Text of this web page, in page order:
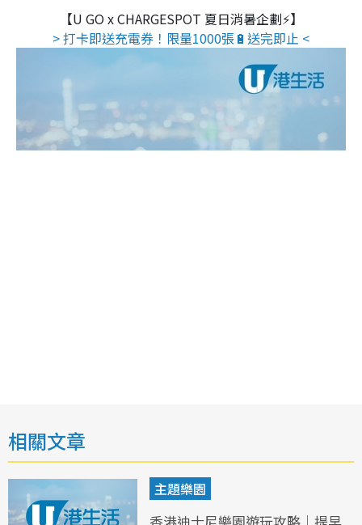
【U GO x CHARGESPOT 夏日消暑企劃⚡】
> 打卡即送充電券！限量1000張🔋送完即止 <
相關文章
主題樂園